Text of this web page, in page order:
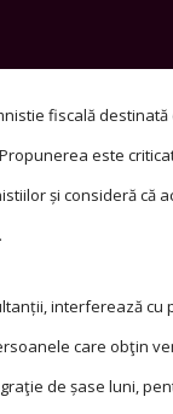
fiscală
este
și consideră că
interferează
care obţin
de șase luni,